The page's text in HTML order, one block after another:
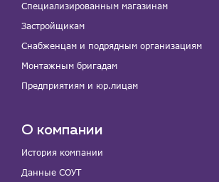
Специализированным магазинам
Застройщикам
Снабженцам и подрядным организациям
Монтажным бригадам
Предприятиям и юр.лицам
О компании
История компании
Данные СОУТ